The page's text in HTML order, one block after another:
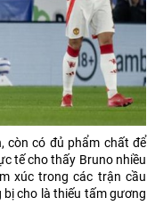
còn có đủ phẩm chất để
tế cho thấy Bruno nhiều
xúc trong các trận cầu
cho là thiếu tấm gương